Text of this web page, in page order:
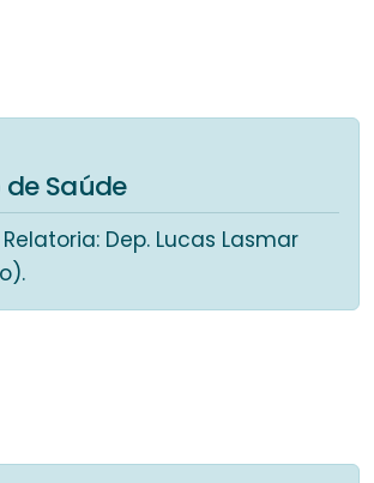
Saúde
Dep. Lucas Lasmar